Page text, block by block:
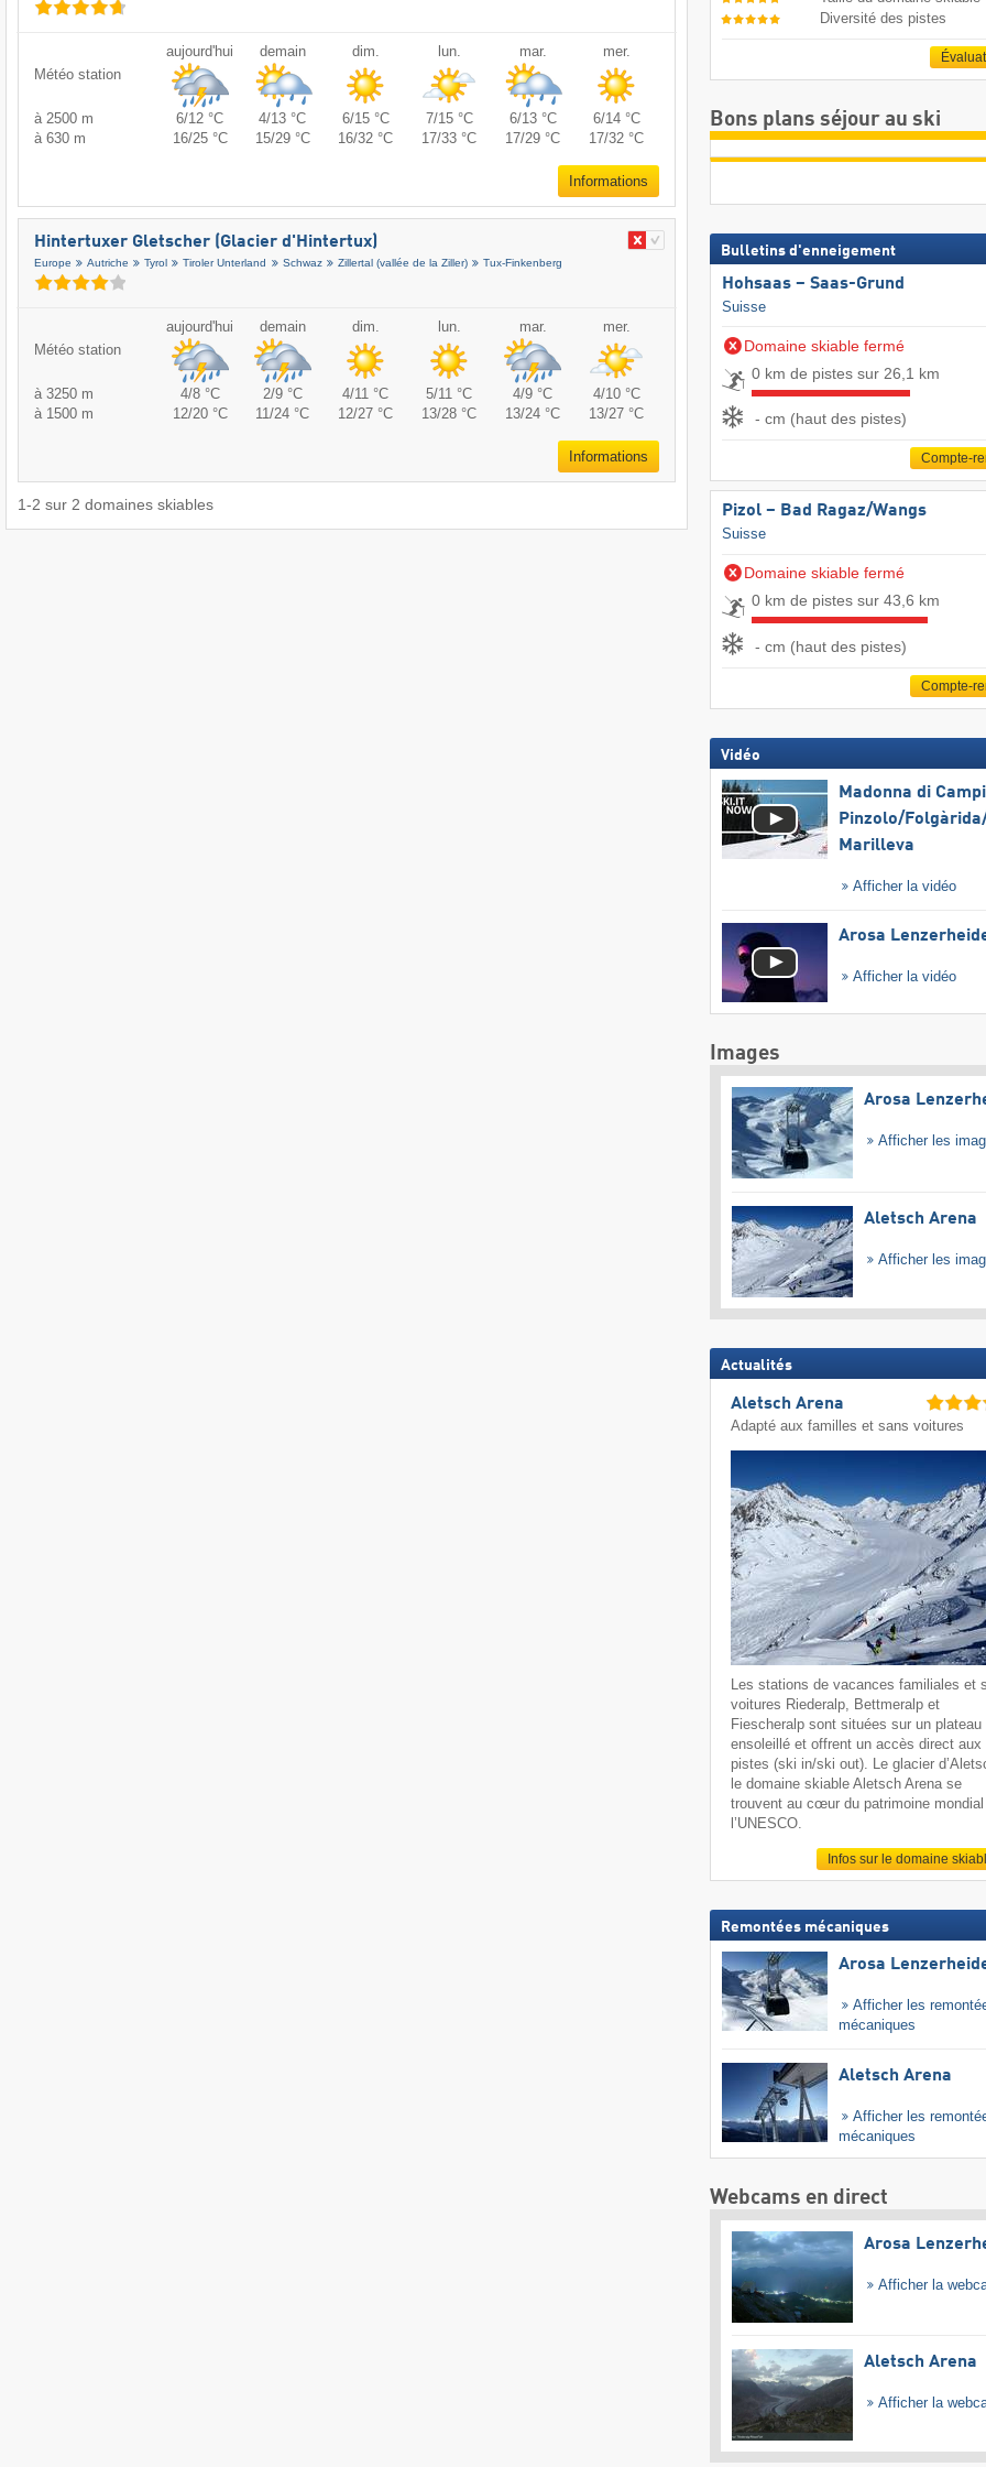
Météo station
aujourd'hui demain dim. lun. mar. mer.
à 2500 m 6/12 °C 4/13 °C 6/15 °C 7/15 °C 6/13 °C
6/14 °C
à 630 m
16/25 °C 15/29 °C 16/32 °C 17/33 °C 17/29 °C 17/32 °C
Informations
Hintertuxer Gletscher (Glacier d'Hintertux)
Europe Autriche Tyrol Tiroler Unterland Schwaz Zillertal (vallée de la Ziller) Tux-Finkenberg
Météo station
aujourd'hui demain dim. lun. mar. mer.
à 3250 m 4/8 °C 2/9 °C 4/11 °C 5/11 °C 4/9 °C
4/10 °C
à 1500 m
12/20 °C 11/24 °C 12/27 °C 13/28 °C 13/24 °C 13/27 °C
Informations
1-2 sur 2 domaines skiables
Diversité des pistes
Bons plans séjour au ski
Bulletins d'enneigement
Hohsaas – Saas-Grund
Suisse
Domaine skiable fermé
0 km de pistes sur 26,1 km
- cm (haut des pistes)
Compte-
Pizol – Bad Ragaz/​Wangs
Suisse
Domaine skiable fermé
0 km de pistes sur 43,6 km
- cm (haut des pistes)
Compte-
Vidéo
Madonna di
Pinzolo/​
Marilleva
Afficher la vidéo
Arosa
Afficher la vidéo
Images
Arosa
Afficher les
Aletsch Arena
Afficher les
Actualités
Aletsch Arena
Adapté aux familles et sans voitures
Les stations de vacances familiales et
voitures Riederalp, Bettmeralp et
Fiescheralp sont situées sur un plateau
ensoleillé et offrent un accès direct aux
pistes (ski in/ski out). Le glacier
le domaine skiable Aletsch Arena se
trouvent au cœur du patrimoine
l’UNESCO.
Infos sur le domaine
Remontées mécaniques
Arosa
Afficher les
mécaniques
Aletsch Arena
Afficher les
mécaniques
Webcams en direct
Arosa
Afficher la
Aletsch Arena
Afficher la